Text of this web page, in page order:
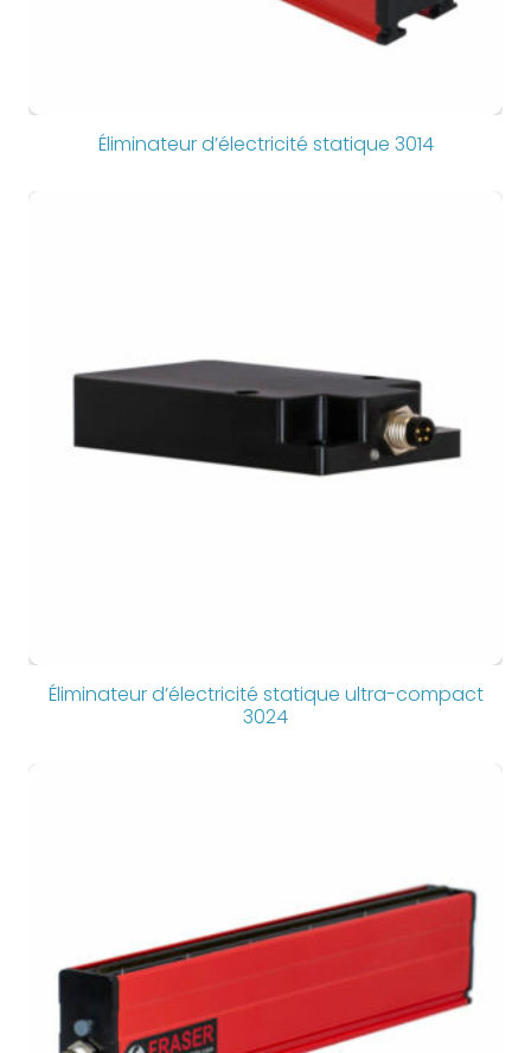
Éliminateur d’électricité statique 3014
Éliminateur d’électricité statique ultra-compact
3024